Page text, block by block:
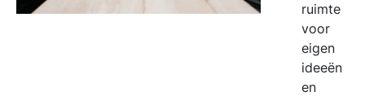
ruimte
voor
eigen
ideeën
en